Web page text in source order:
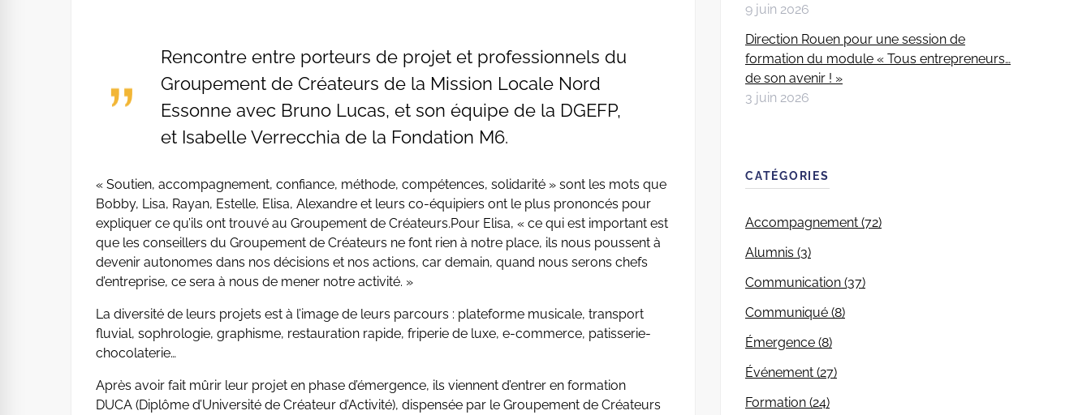
Rencontre entre porteurs de projet et professionnels du
Groupement de Créateurs de la Mission Locale Nord
Essonne avec Bruno Lucas, et son équipe de la DGEFP,
et Isabelle Verrecchia de la Fondation M6.
« Soutien, accompagnement, confiance, méthode, compétences, solidarité » sont les mots que
Bobby, Lisa, Rayan, Estelle, Elisa, Alexandre et leurs co-équipiers ont le plus prononcés pour
expliquer ce qu’ils ont trouvé au Groupement de Créateurs.Pour Elisa, « ce qui est important est
que les conseillers du Groupement de Créateurs ne font rien à notre place, ils nous poussent à
devenir autonomes dans nos décisions et nos actions, car demain, quand nous serons chefs
d’entreprise, ce sera à nous de mener notre activité. »
La diversité de leurs projets est à l’image de leurs parcours : plateforme musicale, transport
fluvial, sophrologie, graphisme, restauration rapide, friperie de luxe, e-commerce, patisserie-
chocolaterie…
Après avoir fait mûrir leur projet en phase d’émergence, ils viennent d’entrer en formation
DUCA (Diplôme d’Université de Créateur d’Activité), dispensée par le Groupement de Créateurs
9 juin 2026
Direction Rouen pour une session de
formation du module « Tous entrepreneurs…
de son avenir ! »
3 juin 2026
CATÉGORIES
Accompagnement (72)
Alumnis (3)
Communication (37)
Communiqué (8)
Émergence (8)
Événement (27)
Formation (24)